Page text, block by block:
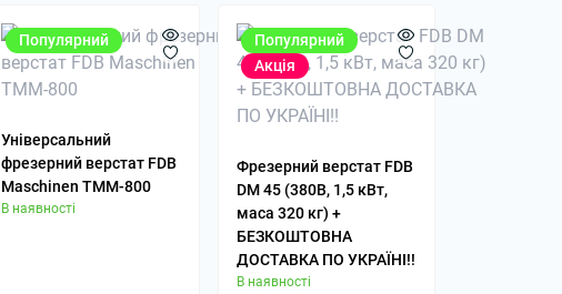
Популярний
Універсальний
фрезерний верстат FDB
Maschinen ТММ-800
В наявності
Популярний
Акція
Фрезерний верстат FDB
DM 45 (380В, 1,5 кВт,
маса 320 кг) +
БЕЗКОШТОВНА
ДОСТАВКА ПО УКРАЇНІ!!
В наявності